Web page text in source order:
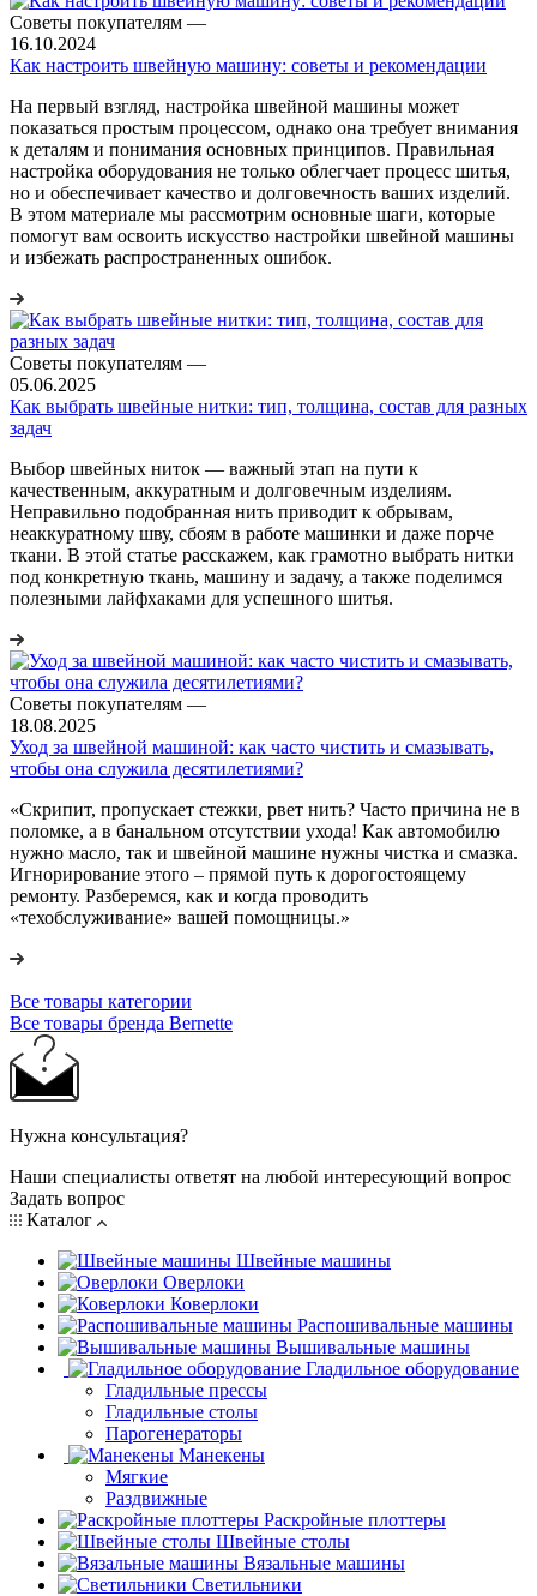
Советы покупателям —
16.10.2024
Как настроить швейную машину: советы и рекомендации
На первый взгляд, настройка швейной машины может
показаться простым процессом, однако она требует внимания
к деталям и понимания основных принципов. Правильная
настройка оборудования не только облегчает процесс шитья,
но и обеспечивает качество и долговечность ваших изделий.
В этом материале мы рассмотрим основные шаги, которые
помогут вам освоить искусство настройки швейной машины
и избежать распространенных ошибок.
Советы покупателям —
05.06.2025
Как выбрать швейные нитки: тип, толщина, состав для разных
задач
Выбор швейных ниток — важный этап на пути к
качественным, аккуратным и долговечным изделиям.
Неправильно подобранная нить приводит к обрывам,
неаккуратному шву, сбоям в работе машинки и даже порче
ткани. В этой статье расскажем, как грамотно выбрать нитки
под конкретную ткань, машину и задачу, а также поделимся
полезными лайфхаками для успешного шитья.
Советы покупателям —
18.08.2025
Уход за швейной машиной: как часто чистить и смазывать,
чтобы она служила десятилетиями?
«Скрипит, пропускает стежки, рвет нить? Часто причина не в
поломке, а в банальном отсутствии ухода! Как автомобилю
нужно масло, так и швейной машине нужны чистка и смазка.
Игнорирование этого – прямой путь к дорогостоящему
ремонту. Разберемся, как и когда проводить
«техобслуживание» вашей помощницы.»
Все товары категории
Все товары бренда Bernette
Нужна консультация?
Наши специалисты ответят на любой интересующий вопрос
Задать вопрос
Каталог
Швейные машины
Оверлоки
Коверлоки
Распошивальные машины
Вышивальные машины
Гладильное оборудование
Гладильные прессы
Гладильные столы
Парогенераторы
Манекены
Мягкие
Раздвижные
Раскройные плоттеры
Швейные столы
Вязальные машины
Светильники